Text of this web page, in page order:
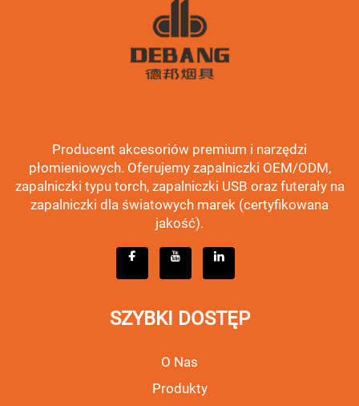
Producent akcesoriów premium i narzędzi
płomieniowych. Oferujemy zapalniczki OEM/ODM,
zapalniczki typu torch, zapalniczki USB oraz futerały na
zapalniczki dla światowych marek (certyfikowana
jakość).
SZYBKI DOSTĘP
O Nas
Produkty